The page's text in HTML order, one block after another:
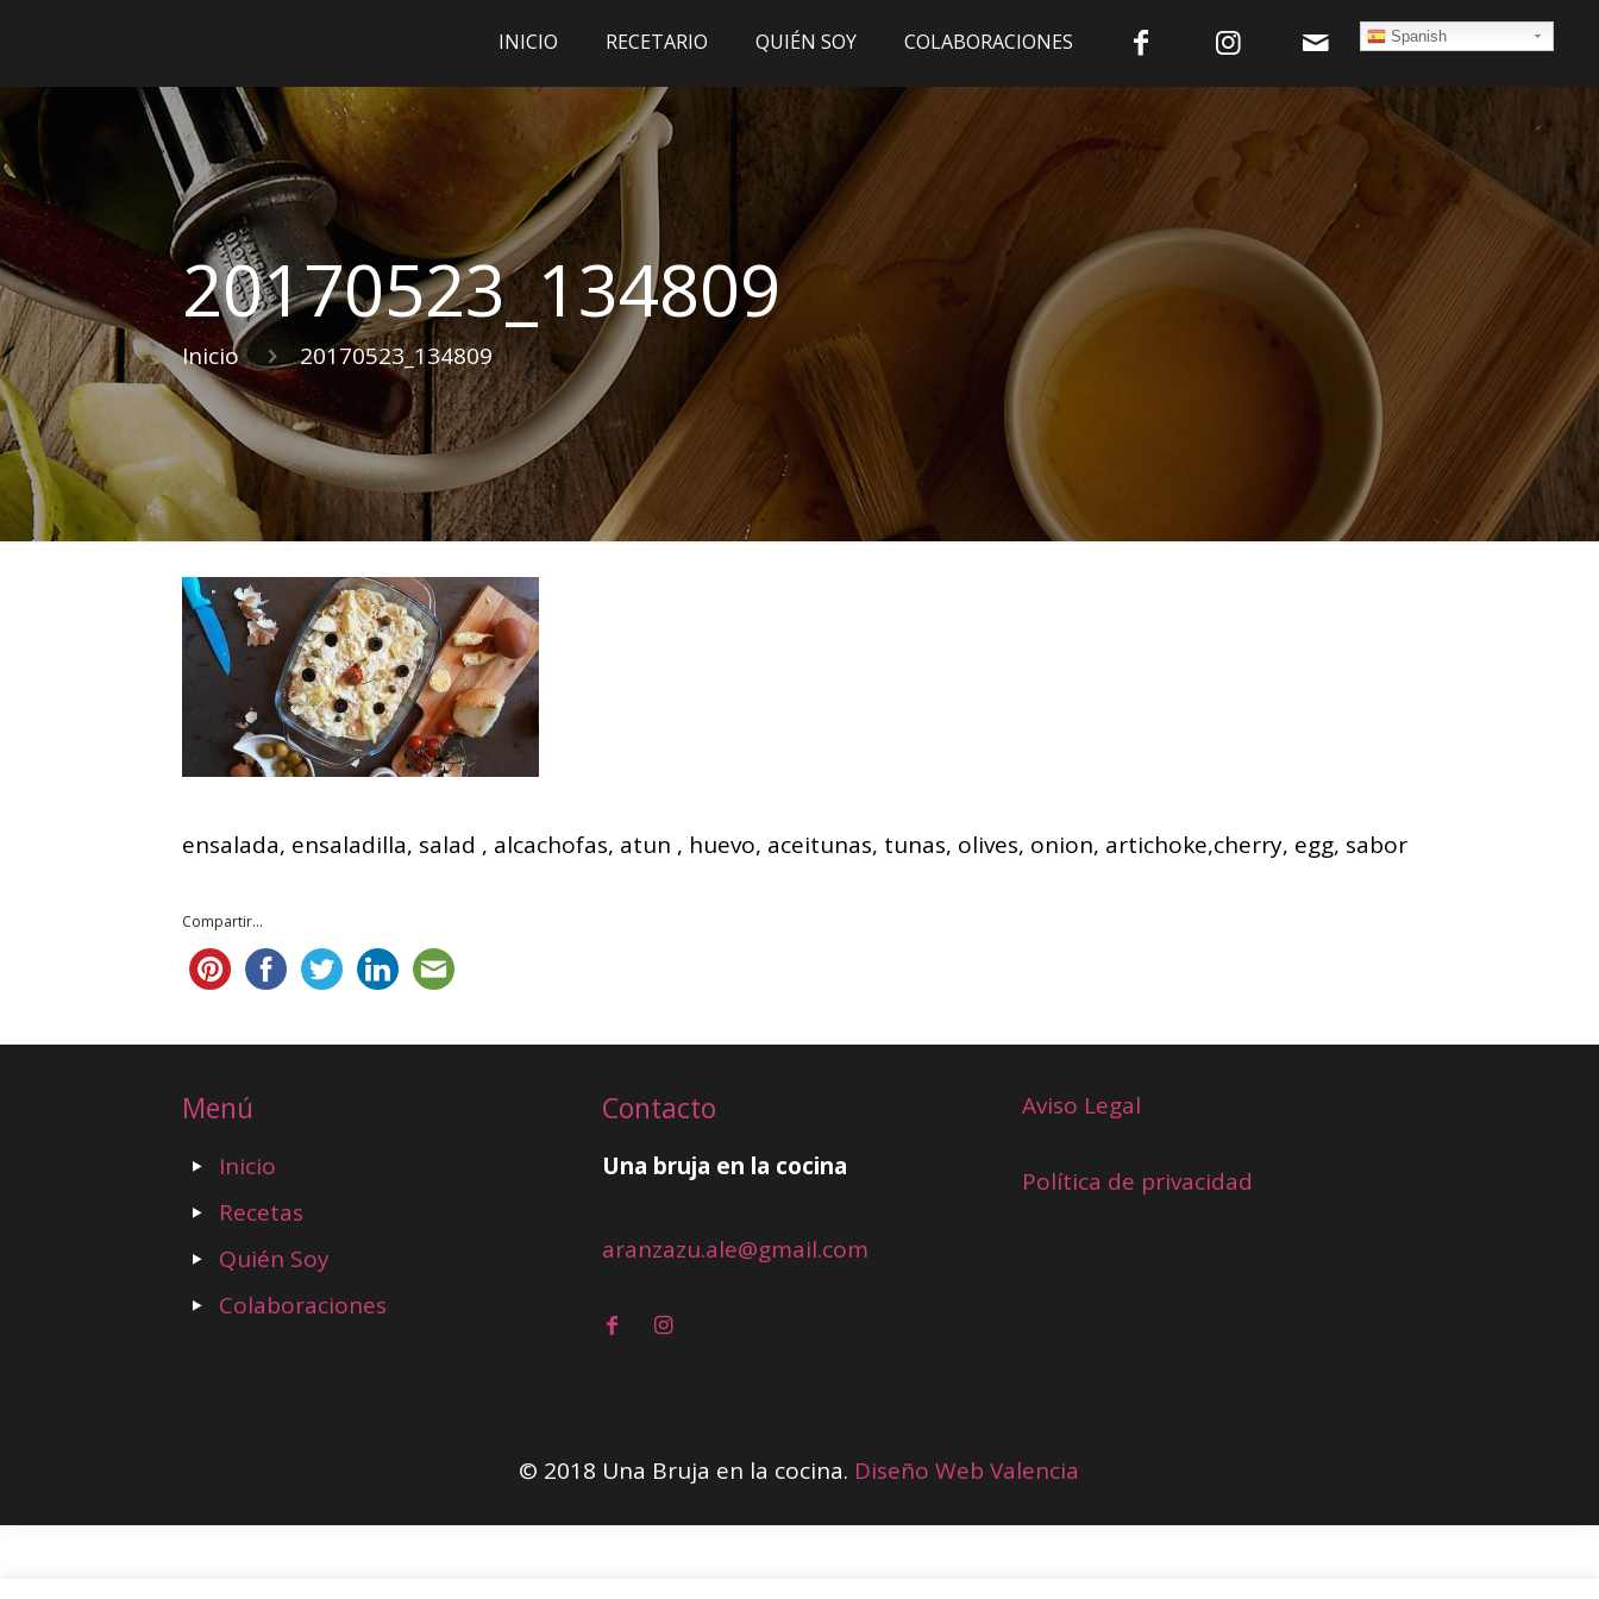
INICIO RECETARIO QUIÉN SOY COLABORACIONES Spanish
20170523_134809
Inicio 20170523_134809
ensalada, ensaladilla, salad , alcachofas, atun , huevo, aceitunas, tunas, olives, onion, artichoke,cherry, egg, sabor
Compartir...
Menú
Inicio
Recetas
Quién Soy
Colaboraciones
Contacto
Una bruja en la cocina
aranzazu.ale@gmail.com
Aviso Legal
Política de privacidad
© 2018 Una Bruja en la cocina. Diseño Web Valencia